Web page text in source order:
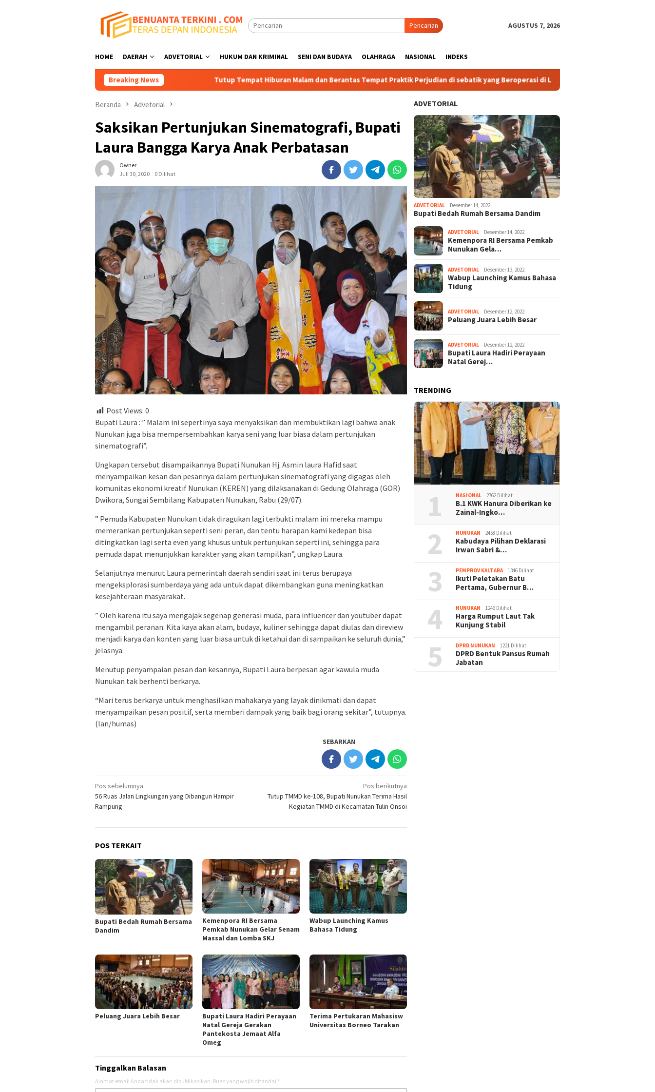
Pencarian AGUSTUS 7, 2026
HOME DAERAH ADVETORIAL HUKUM DAN KRIMINAL SENI DAN BUDAYA OLAHRAGA NASIONAL INDEKS
Breaking News Tutup Tempat Hiburan Malam dan Berantas Tempat Praktik Perjudian di sebatik yang Beroperasi di Luar Ketentuan
Beranda Advetorial
Saksikan Pertunjukan Sinematografi, Bupati
Laura Bangga Karya Anak Perbatasan
Owner
Juli 30, 2020
0 Dilihat
Post Views: 0
Bupati Laura : ” Malam ini sepertinya saya menyaksikan dan membuktikan lagi bahwa anak
Nunukan juga bisa mempersembahkan karya seni yang luar biasa dalam pertunjukan
sinematografi”.
Ungkapan tersebut disampaikannya Bupati Nunukan Hj. Asmin laura Hafid saat
menyampaikan kesan dan pesannya dalam pertunjukan sinematografi yang digagas oleh
komunitas ekonomi kreatif Nunukan (KEREN) yang dilaksanakan di Gedung Olahraga (GOR)
Dwikora, Sungai Sembilang Kabupaten Nunukan, Rabu (29/07).
” Pemuda Kabupaten Nunukan tidak diragukan lagi terbukti malam ini mereka mampu
memerankan pertunjukan seperti seni peran, dan tentu harapan kami kedepan bisa
ditingkatkan lagi serta even yang khusus untuk pertunjukan seperti ini, sehingga para
pemuda dapat menunjukkan karakter yang akan tampilkan”, ungkap Laura.
Selanjutnya menurut Laura pemerintah daerah sendiri saat ini terus berupaya
mengeksplorasi sumberdaya yang ada untuk dapat dikembangkan guna meningkatkan
kesejahteraan masyarakat.
” Oleh karena itu saya mengajak segenap generasi muda, para influencer dan youtuber dapat
mengambil peranan. Kita kaya akan alam, budaya, kuliner sehingga dapat diulas dan direview
menjadi karya dan konten yang luar biasa untuk di ketahui dan di sampaikan ke seluruh dunia,”
jelasnya.
Menutup penyampaian pesan dan kesannya, Bupati Laura berpesan agar kawula muda
Nunukan tak berhenti berkarya.
“Mari terus berkarya untuk menghasilkan mahakarya yang layak dinikmati dan dapat
menyampaikan pesan positif, serta memberi dampak yang baik bagi orang sekitar”, tutupnya.
(lan/humas)
SEBARKAN
Navigasi
pos
Pos sebelumnya
56 Ruas Jalan Lingkungan yang Dibangun Hampir
Rampung
Pos berikutnya
Tutup TMMD ke-108, Bupati Nunukan Terima Hasil
Kegiatan TMMD di Kecamatan Tulin Onsoi
POS TERKAIT
Bupati Bedah Rumah Bersama
Dandim
Kemenpora RI Bersama
Pemkab Nunukan Gelar Senam
Massal dan Lomba SKJ
Wabup Launching Kamus
Bahasa Tidung
Peluang Juara Lebih Besar
Bupati Laura Hadiri Perayaan
Natal Gereja Gerakan
Pantekosta Jemaat Alfa
Omeg
Terima Pertukaran Mahasisw
Universitas Borneo Tarakan
Tinggalkan Balasan
Alamat email Anda tidak akan dipublikasikan. Ruas yang wajib ditandai *
ADVETORIAL
ADVETORIAL Desember 14, 2022
Bupati Bedah Rumah Bersama Dandim
ADVETORIAL Desember 14, 2022
Kemenpora RI Bersama Pemkab
Nunukan Gela…
ADVETORIAL Desember 13, 2022
Wabup Launching Kamus Bahasa
Tidung
ADVETORIAL Desember 12, 2022
Peluang Juara Lebih Besar
ADVETORIAL Desember 12, 2022
Bupati Laura Hadiri Perayaan
Natal Gerej…
TRENDING
1 NASIONAL 2762 Dilihat
B.1 KWK Hanura Diberikan ke
Zainal-Ingko…
2 NUNUKAN 2458 Dilihat
Kabudaya Pilihan Deklarasi
Irwan Sabri &…
3 PEMPROV KALTARA 1346 Dilihat
Ikuti Peletakan Batu
Pertama, Gubernur B…
4 NUNUKAN 1246 Dilihat
Harga Rumput Laut Tak
Kunjung Stabil
5 DPRD NUNUKAN 1221 Dilihat
DPRD Bentuk Pansus Rumah
Jabatan